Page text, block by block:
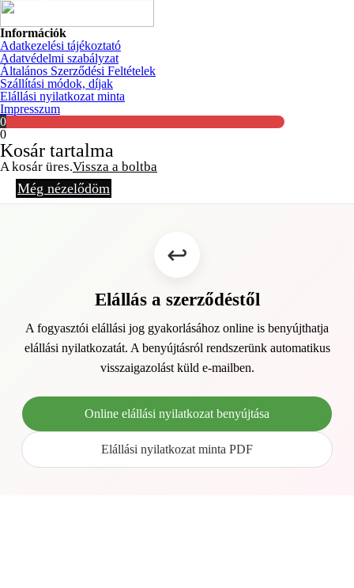
Információk
Adatkezelési tájékoztató
Adatvédelmi szabályzat
Általános Szerződési Feltételek
Szállítási módok, díjak
Elállási nyilatkozat minta
Impresszum
0
0
Kosár tartalma
A kosár üres.Vissza a boltba
Még nézelődöm
Elállás a szerződéstől
A fogyasztói elállási jog gyakorlásához online is benyújthatja
elállási nyilatkozatát. A benyújtásról rendszerünk automatikus
visszaigazolást küld e-mailben.
Online elállási nyilatkozat benyújtása
Elállási nyilatkozat minta PDF